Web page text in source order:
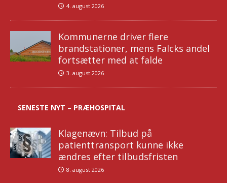
4. august 2026
Kommunerne driver flere
brandstationer, mens Falcks andel
fortsætter med at falde
3. august 2026
SENESTE NYT – PRÆHOSPITAL
Klagenævn: Tilbud på
patienttransport kunne ikke
ændres efter tilbudsfristen
8. august 2026